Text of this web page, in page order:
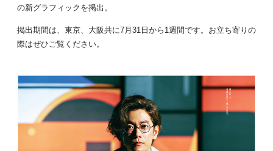
の新グラフィックを掲出。
掲出期間は、東京、大阪共に7月31日から1週間です。お立ち寄りの
際はぜひご覧ください。